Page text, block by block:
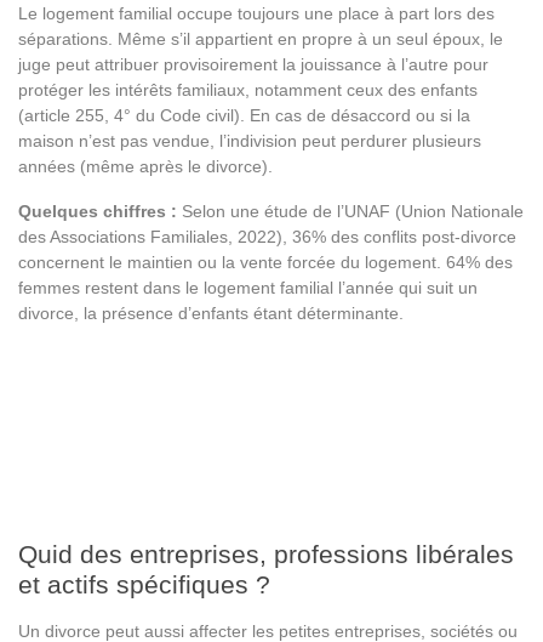
Le logement familial occupe toujours une place à part lors des
séparations. Même s’il appartient en propre à un seul époux, le
juge peut attribuer provisoirement la jouissance à l’autre pour
protéger les intérêts familiaux, notamment ceux des enfants
(article 255, 4° du Code civil). En cas de désaccord ou si la
maison n’est pas vendue, l’indivision peut perdurer plusieurs
années (même après le divorce).
Quelques chiffres : Selon une étude de l’UNAF (Union Nationale
des Associations Familiales, 2022), 36% des conflits post-divorce
concernent le maintien ou la vente forcée du logement. 64% des
femmes restent dans le logement familial l’année qui suit un
divorce, la présence d’enfants étant déterminante.
Quid des entreprises, professions libérales
et actifs spécifiques ?
Un divorce peut aussi affecter les petites entreprises, sociétés ou